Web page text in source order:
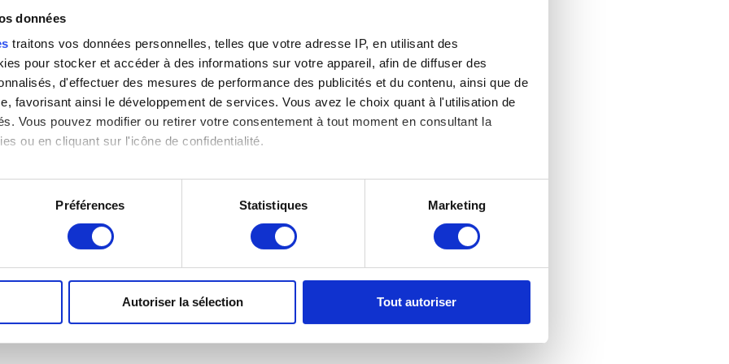
données
traitons vos données personnelles, telles que votre adresse IP, en utilisant des
pour stocker et accéder à des informations sur votre appareil, afin de diffuser des
d'effectuer des mesures de performance des publicités et du contenu, ainsi que de
favorisant ainsi le développement de services. Vous avez le choix quant à l'utilisation de
Vous pouvez modifier ou retirer votre consentement à tout moment en consultant la
ou en cliquant sur l'icône de confidentialité.
également :
sur votre localisation géographique qui peuvent être précises à plusieurs mètres près
de publicité et d'analyse, qui peuvent combiner celles-ci avec d'autres informations que
Préférences Statistiques Marketing
Autoriser la sélection Tout autoriser